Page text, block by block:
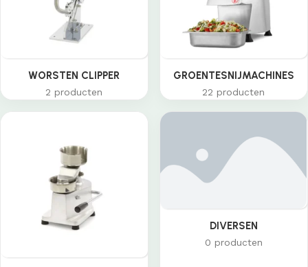
WORSTEN CLIPPER
2 producten
GROENTESNIJMACHINES
22 producten
DIVERSEN
0 producten